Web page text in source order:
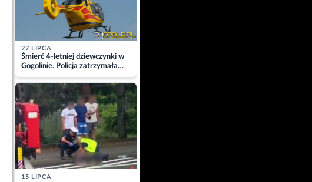
27 LIPCA
Śmierć 4-letniej dziewczynki w
Gogolinie. Policja zatrzymała
matkę
15 LIPCA